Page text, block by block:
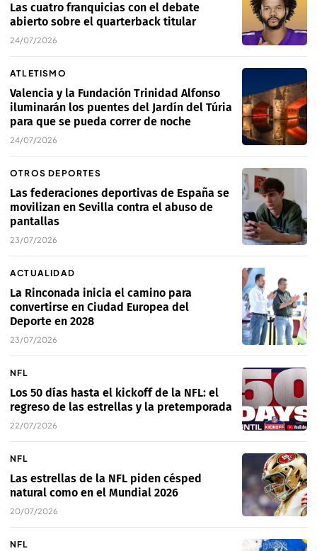
Las cuatro franquicias con el debate
abierto sobre el quarterback titular
24/07/2026
ATLETISMO
Valencia y la Fundación Trinidad Alfonso
iluminarán los puentes del Jardín del Túria
para que se pueda correr de noche
24/07/2026
OTROS DEPORTES
Las federaciones deportivas de España se
movilizan en Sevilla contra el abuso de
pantallas
23/07/2026
ACTUALIDAD
La Rinconada inicia el camino para
convertirse en Ciudad Europea del
Deporte en 2028
23/07/2026
NFL
Los 50 días hasta el kickoff de la NFL: el
regreso de las estrellas y la pretemporada
22/07/2026
NFL
Las estrellas de la NFL piden césped
natural como en el Mundial 2026
20/07/2026
NFL